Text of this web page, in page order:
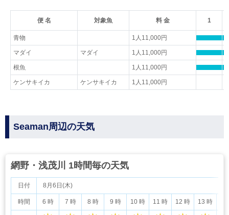
便 名 対象魚 料 金 1
青物 1人11,000円
マダイ マダイ 1人11,000円
根魚 1人11,000円
ケンサキイカ ケンサキイカ 1人11,000円
Seaman周辺の天気
網野・浅茂川 1時間毎の天気
日付
時間
8月6日(木)
6 時 7 時 8 時 9 時 10 時 11 時 12 時 13 時